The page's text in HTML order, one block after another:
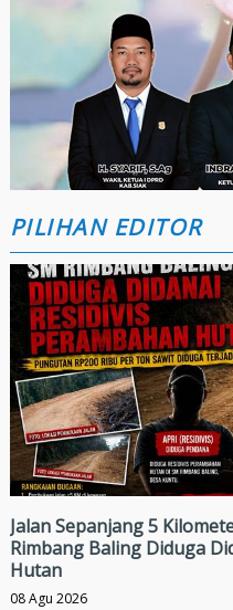
PILIHAN EDITOR
Jalan Sepanjang 5
Rimbang Baling Diduga
Hutan
08 Agu 2026